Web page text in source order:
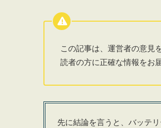
この記事は、運営者の意見
読者の方に正確な情報をお
先に結論を言うと、バッテ